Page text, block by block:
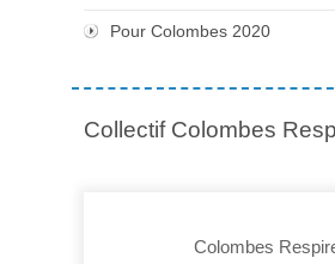
Pour Colombes 2020
Collectif Colombes
Colombes